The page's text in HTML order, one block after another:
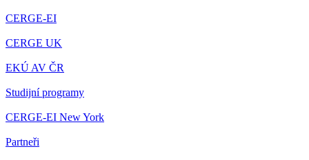
CERGE-EI
CERGE UK
EKÚ AV ČR
Studijní programy
CERGE-EI New York
Partneři